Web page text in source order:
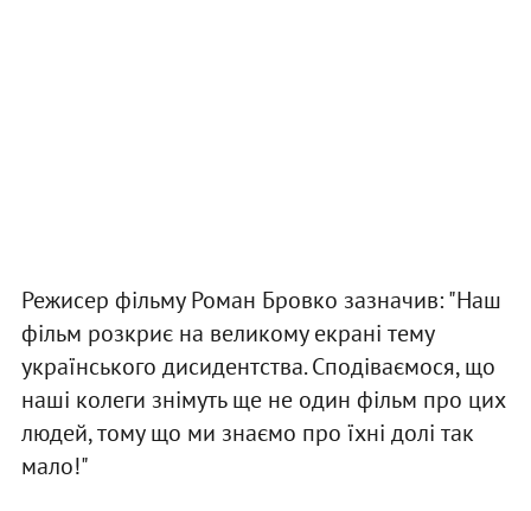
Режисер фільму Роман Бровко зазначив: "Наш
фільм розкриє на великому екрані тему
українського дисидентства. Сподіваємося, що
наші колеги знімуть ще не один фільм про цих
людей, тому що ми знаємо про їхні долі так
мало!"